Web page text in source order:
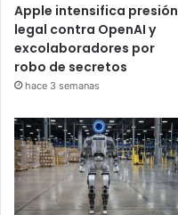
Apple intensifica presión
legal contra OpenAI y
excolaboradores por
robo de secretos
hace 3 semanas